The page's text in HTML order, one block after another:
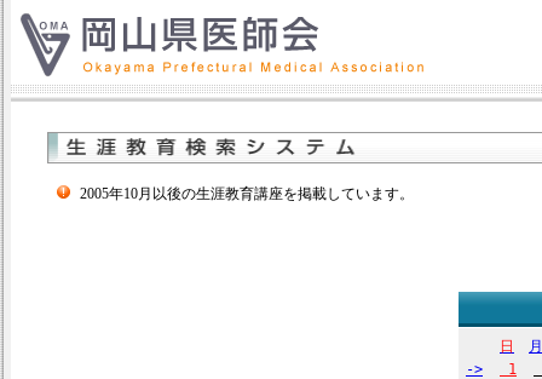
2005年10月以後の生涯教育講座を掲載しています。
日
月
->
1